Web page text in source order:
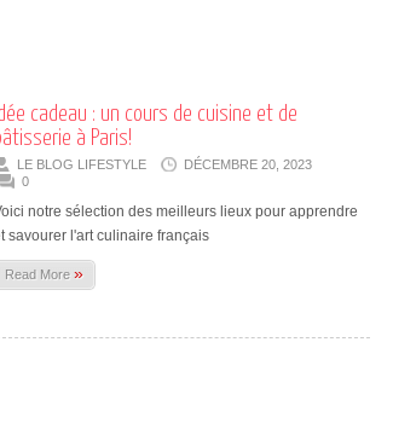
cadeau : un cours de cuisine et de
à Paris!
LE BLOG LIFESTYLE
DÉCEMBRE 20, 2023
0
notre sélection des meilleurs lieux pour apprendre
savourer l'art culinaire français
Read More »